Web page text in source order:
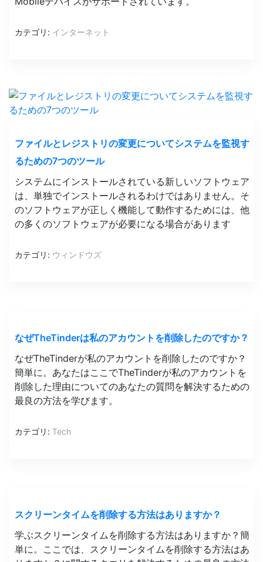
カテゴリ: インターネット
ファイルとレジストリの変更についてシステムを監視す
るための7つのツール
システムにインストールされている新しいソフトウェア
は、単独でインストールされるわけではありません。そ
のソフトウェアが正しく機能して動作するためには、他
の多くのソフトウェアが必要になる場合があります
カテゴリ: ウィンドウズ
なぜTheTinderは私のアカウントを削除したのですか？
なぜTheTinderが私のアカウントを削除したのですか？
簡単に。あなたはここでTheTinderが私のアカウントを
削除した理由についてのあなたの質問を解決するための
最良の方法を学びます。
カテゴリ: Tech
スクリーンタイムを削除する方法はありますか？
学ぶスクリーンタイムを削除する方法はありますか？簡
単に。ここでは、スクリーンタイムを削除する方法はあ